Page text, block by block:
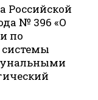
Российской
№ 396 «О
по